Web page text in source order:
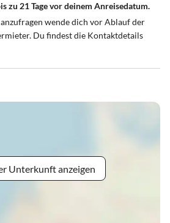
zu 21 Tage vor deinem Anreisedatum.
wende dich vor Ablauf der
Du findest die Kontaktdetails
Unterkunft anzeigen